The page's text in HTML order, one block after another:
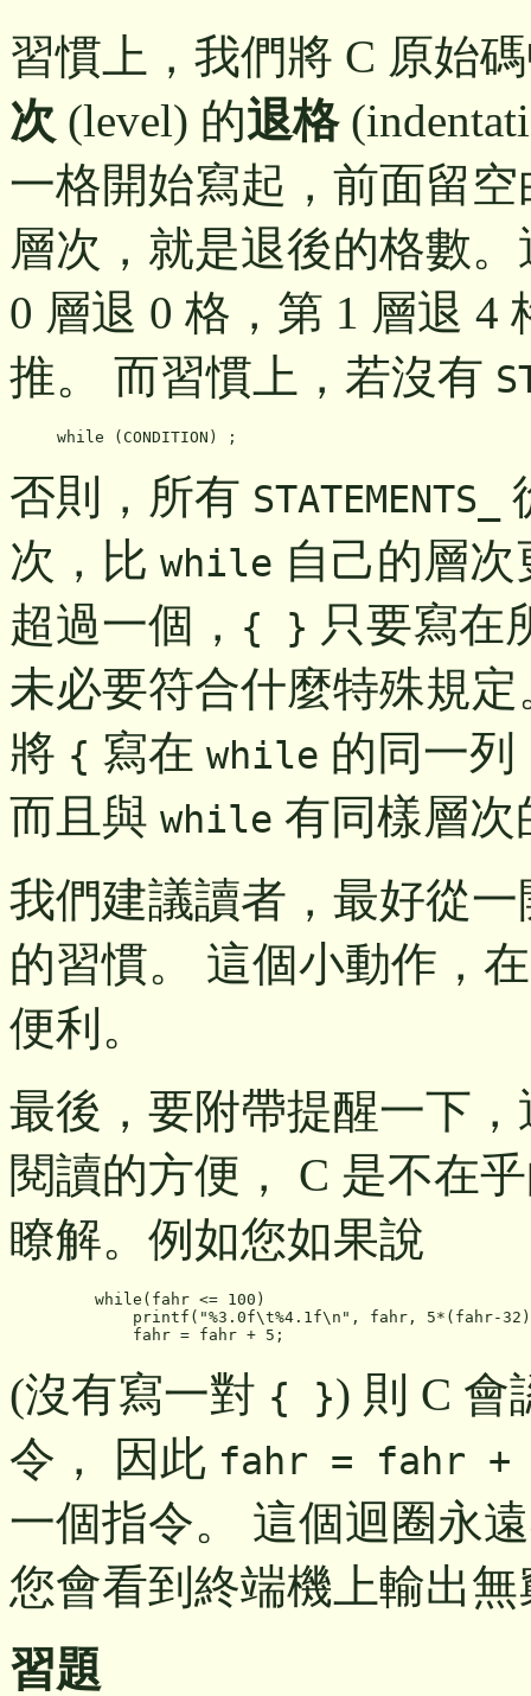
習慣上，我們將 C 原始
次 (level) 的退格
一格開始寫起，前面留
層次，就是退後的格數
0 層退 0 格，第 1 層退 4
推。 而習慣上，若沒有
否則，所有 STATEMENTS_
次，比 while 自己的層
超過一個， { } 只要寫在
未必要符合什麼特殊規
將 { 寫在 while 的同一
而且與 while 有同樣層次
我們建議讀者，最好從
的習慣。 這個小動作，
便利。
最後，要附帶提醒一下
閱讀的方便， C 是不在
瞭解。例如您如果說
    while(fahr <= 100)
printf("%3.0f\t%4.1f\n", fahr, 5*(fahr-
(沒有寫一對 { }) 則 C
令， 因此 fahr = fahr +
一個指令。 這個迴圈永
您會看到終端機上輸出
習題